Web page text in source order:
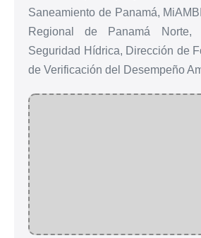
Saneamiento de Panamá,
Regional de Panamá Norte,
Seguridad Hídrica, Dirección de
de Verificación del Desempeño